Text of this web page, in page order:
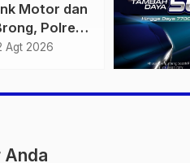
Motor dan
Polres
Amankan
Agt 2026
Anda